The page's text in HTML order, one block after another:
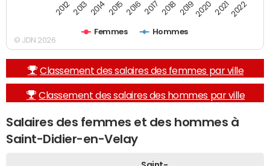
Femmes Hommes
2012 2013 2014 2015 2016 2017 2018 20192020 20212022
© JDN 2026
Classement des salaires des femmes par ville
Classement des salaires des hommes par ville
Salaires des femmes et des hommes à
Saint-Didier-en-Velay